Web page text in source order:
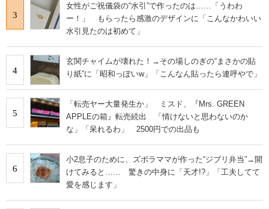
3
女性がご祝儀袋の“水引”で作ったのは……「うわわ
ー！」 もらったら感激のデザインに「こんなかわいい
水引見たのは初めて」
4
玄関チャイムが壊れた！→その場しのぎの“まさかの貼
り紙”に「昭和っぽいw」「こんなん貼ったら連呼やで」
5
「転売ヤー大量発生か」 ミスド、『Mrs. GREEN
APPLEの箱』転売続出 「情けないと思わないのか
な」「呆れるわ」 2500円での出品も
6
小2息子のために、ズボラママが作った“ジブリ弁当”→開
けてみると…… 驚きの中身に「天才!?」「工夫してて
愛を感じます」